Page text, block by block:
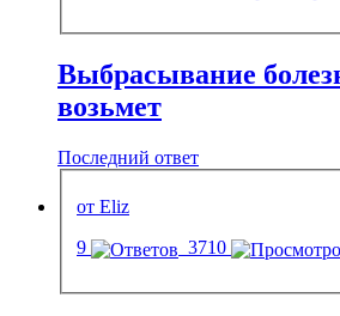
Выбрасывание
возьмет
Последний ответ
от Eliz
9
3710